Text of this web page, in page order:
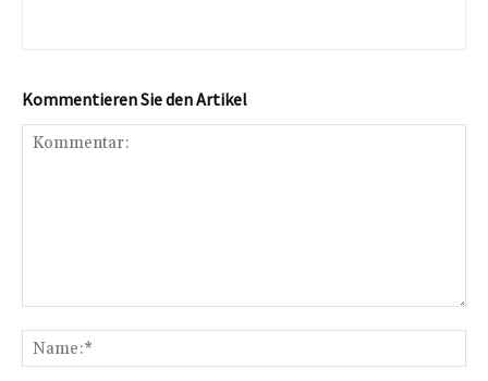
Kommentieren Sie den Artikel